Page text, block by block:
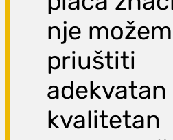
nje
priuštiti
adekvatan
kvalitetan